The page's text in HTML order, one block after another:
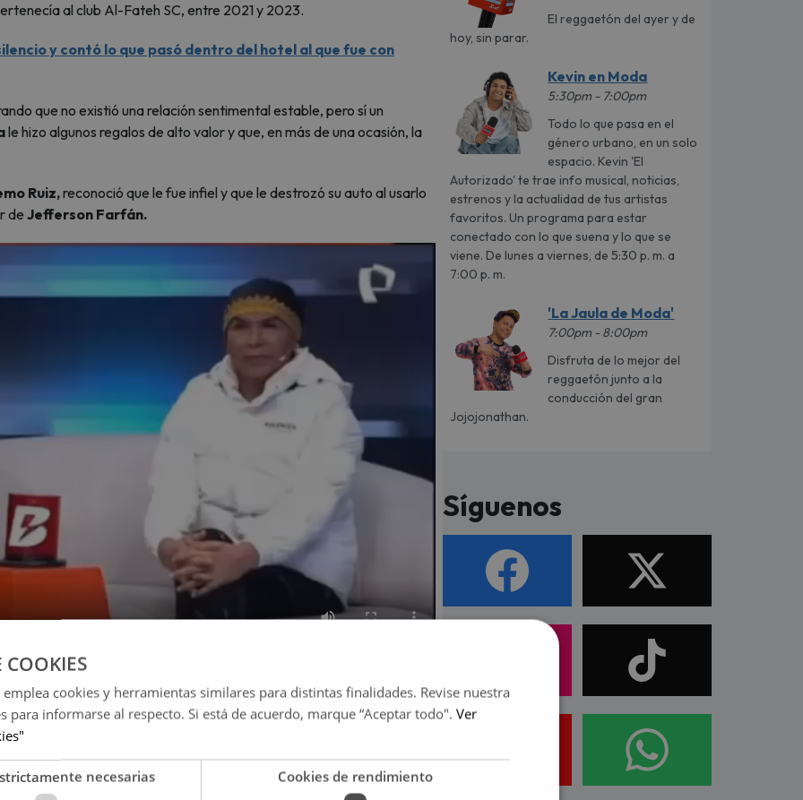
al club Al-Fateh SC, entre 2021 y 2023.
y contó lo que pasó dentro del hotel al que fue con
que no existió una relación sentimental estable, pero sí un
le hizo algunos regalos de alto valor y que, en más de una ocasión, la
Ruiz,reconoció que le fue infiel y que le destrozó su auto al usarlo
de Jefferson Farfán.
con Yahaira Plasencia? Así respondió la pareja de Farfán
Widausky respondió en
El reggaetón del ayer y de
hoy, sin parar.
Kevin en Moda
5:30pm - 7:00pm
Todo lo que pasa en el
género urbano, en un solo
espacio. Kevin 'El
Autorizado' te trae info musical, noticias,
estrenos y la actualidad de tus artistas
favoritos. Un programa para estar
conectado con lo que suena y lo que se
viene. De lunes a viernes, de 5:30 p. m. a
7:00 p. m.
'La Jaula de Moda'
7:00pm - 8:00pm
Disfruta de lo mejor del
reggaetón junto a la
conducción del gran
Jojojonathan.
Síguenos
COOKIES
cookies y herramientas similares para distintas finalidades. Revise nuestra
para informarse al respecto. Si está de acuerdo, marque “Aceptar todo". Ver
necesarias Cookies de rendimiento